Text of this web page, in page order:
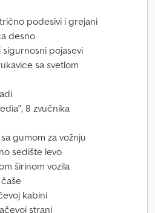
podesivi i grejani
desno
pojasevi
sa svetlom
8 zvučnika
gumom za vožnju
sedište levo
širinom vozila
kabini
strani